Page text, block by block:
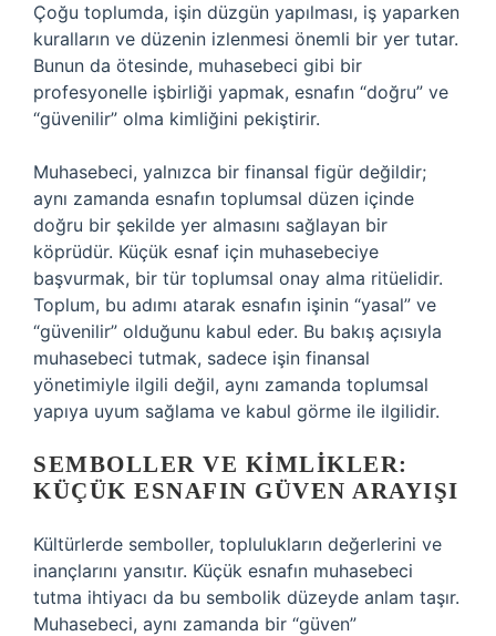
Çoğu toplumda, işin düzgün yapılması, iş yaparken
kuralların ve düzenin izlenmesi önemli bir yer tutar.
Bunun da ötesinde, muhasebeci gibi bir
profesyonelle işbirliği yapmak, esnafın “doğru” ve
“güvenilir” olma kimliğini pekiştirir.
Muhasebeci, yalnızca bir finansal figür değildir;
aynı zamanda esnafın toplumsal düzen içinde
doğru bir şekilde yer almasını sağlayan bir
köprüdür. Küçük esnaf için muhasebeciye
başvurmak, bir tür toplumsal onay alma ritüelidir.
Toplum, bu adımı atarak esnafın işinin “yasal” ve
“güvenilir” olduğunu kabul eder. Bu bakış açısıyla
muhasebeci tutmak, sadece işin finansal
yönetimiyle ilgili değil, aynı zamanda toplumsal
yapıya uyum sağlama ve kabul görme ile ilgilidir.
SEMBOLLER VE KIMLIKLER:
KÜÇÜK ESNAFIN GÜVEN ARAYIŞI
Kültürlerde semboller, toplulukların değerlerini ve
inançlarını yansıtır. Küçük esnafın muhasebeci
tutma ihtiyacı da bu sembolik düzeyde anlam taşır.
Muhasebeci, aynı zamanda bir “güven”